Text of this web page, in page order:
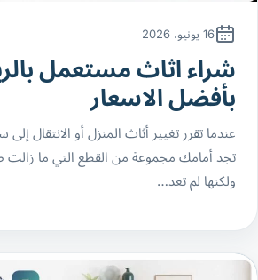
16 يونيو، 2026
شراء اثاث مستعمل
بأفضل الاسعار
عندما تقرر تغيير أثاث المنزل أو الانتقال
تجد أمامك مجموعة من القطع التي ما زالت
ولكنها لم تعد…